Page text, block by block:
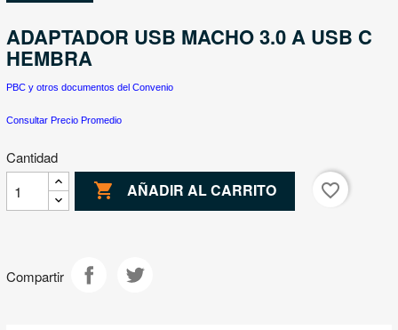
ADAPTADOR USB MACHO 3.0 A USB C
HEMBRA
PBC y otros documentos del Convenio
Consultar Precio Promedio
Cantidad
 AÑADIR AL CARRITO favorite_border
Compartir